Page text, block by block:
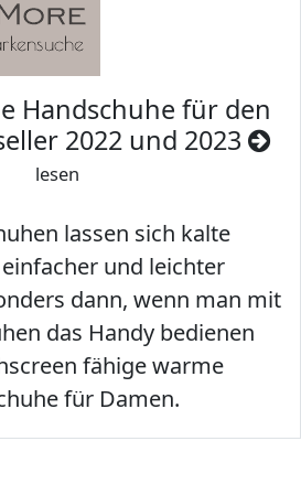
Handschuhe für den
2022 und 2023
lesen
lassen sich kalte
und leichter
dann, wenn man mit
das Handy bedienen
fähige warme
für Damen.